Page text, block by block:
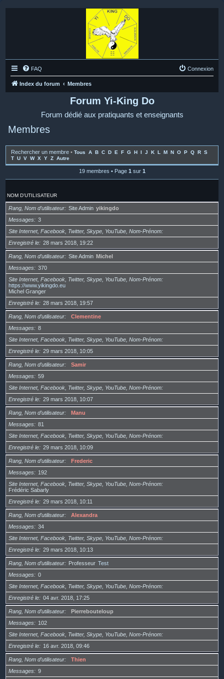
FAQ Connexion
Index du forum Membres
Forum Yi-King Do
Forum dédié aux pratiquants et enseignants
Membres
Rechercher un membre • Tous A B C D E F G H I J K L M N O P Q R S
T U V W X Y Z Autre
19 membres • Page 1 sur 1
NOM D’UTILISATEUR
Rang, Nom d’utilisateur Site Admin yikingdo
Messages
3
Site Internet, Facebook, Twitter, Skype, YouTube, Nom-Prénom
Enregistré le
28 mars 2018, 19:22
Rang, Nom d’utilisateur Site Admin Michel
Messages
370
Site Internet, Facebook, Twitter, Skype, YouTube, Nom-Prénom
https://www.yikingdo.eu
Michel Granger
Enregistré le
28 mars 2018, 19:57
Rang, Nom d’utilisateur
Clementine
Messages
8
Site Internet, Facebook, Twitter, Skype, YouTube, Nom-Prénom
Enregistré le
29 mars 2018, 10:05
Rang, Nom d’utilisateur
Samir
Messages
59
Site Internet, Facebook, Twitter, Skype, YouTube, Nom-Prénom
Enregistré le
29 mars 2018, 10:07
Rang, Nom d’utilisateur
Manu
Messages
81
Site Internet, Facebook, Twitter, Skype, YouTube, Nom-Prénom
Enregistré le
29 mars 2018, 10:09
Rang, Nom d’utilisateur
Frederic
Messages
192
Site Internet, Facebook, Twitter, Skype, YouTube, Nom-Prénom
Frédéric Sabarly
Enregistré le
29 mars 2018, 10:11
Rang, Nom d’utilisateur
Alexandra
Messages
34
Site Internet, Facebook, Twitter, Skype, YouTube, Nom-Prénom
Enregistré le
29 mars 2018, 10:13
Rang, Nom d’utilisateur Professeur Test
Messages
0
Site Internet, Facebook, Twitter, Skype, YouTube, Nom-Prénom
Enregistré le
04 avr. 2018, 17:25
Rang, Nom d’utilisateur
Pierrebouteloup
Messages
102
Site Internet, Facebook, Twitter, Skype, YouTube, Nom-Prénom
Enregistré le
16 avr. 2018, 09:46
Rang, Nom d’utilisateur
Thien
Messages
9